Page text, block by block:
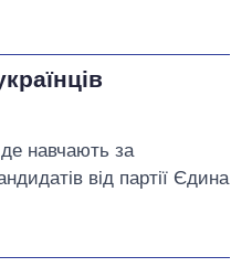
навчають за
від партії Єдина